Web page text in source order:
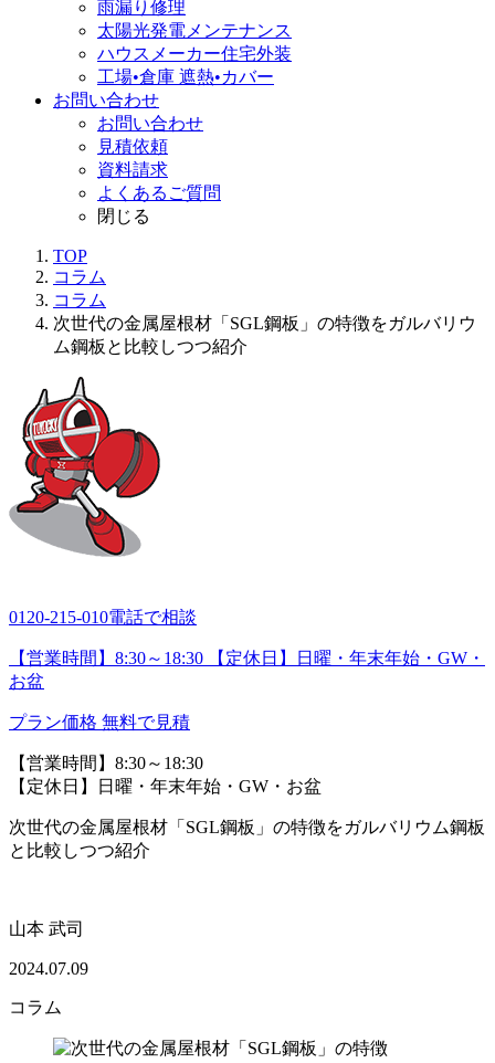
雨漏り修理
太陽光発電メンテナンス
ハウスメーカー住宅外装
工場•倉庫 遮熱•カバー
お問い合わせ
お問い合わせ
見積依頼
資料請求
よくあるご質問
閉じる
TOP
コラム
コラム
次世代の金属屋根材「SGL鋼板」の特徴をガルバリウ
ム鋼板と比較しつつ紹介
0120-215-010電話で相談
【営業時間】8:30～18:30 【定休日】日曜・年末年始・GW・
お盆
プラン価格 無料で見積
【営業時間】8:30～18:30
【定休日】日曜・年末年始・GW・お盆
次世代の金属屋根材「SGL鋼板」の特徴をガルバリウム鋼板
と比較しつつ紹介
山本 武司
2024.07.09
コラム